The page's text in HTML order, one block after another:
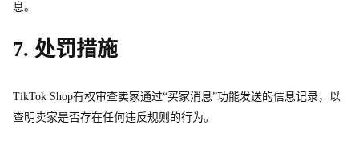
息。
7. 处罚措施
TikTok Shop有权审查卖家通过“买家消息”功能发送的信息记录，以
查明卖家是否存在任何违反规则的行为。